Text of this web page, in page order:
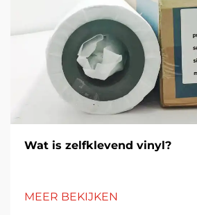
Wat is zelfklevend vinyl?
MEER BEKIJKEN